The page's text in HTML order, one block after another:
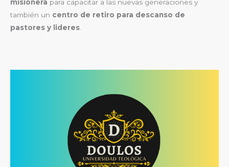
misionera para capacitar a las nuevas generaciones y
también un centro de retiro para descanso de
pastores y lideres.